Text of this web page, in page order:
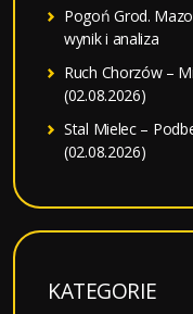
Pogoń Grod.
wynik i analiza
Ruch Chorzów –
(02.08.2026)
Stal Mielec –
(02.08.2026)
KATEGORIE